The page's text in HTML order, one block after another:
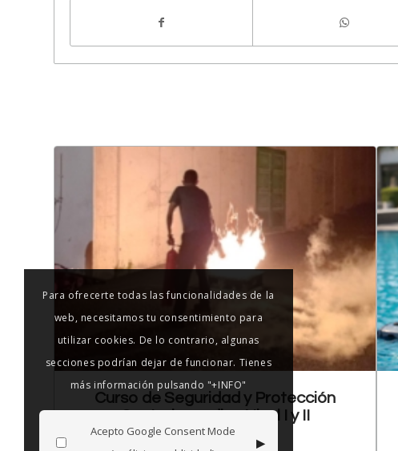
Curso de Seguridad y Protección
Contraincendios Nivel I y II
Para ofrecerte todas las funcionalidades de la
web, necesitamos tu consentimiento para
utilizar cookies. De lo contrario, algunas
secciones podrían dejar de funcionar. Tienes
más información pulsando "+INFO"
Acepto Google Consent Mode
▸